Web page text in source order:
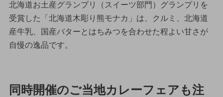
北海道お土産グランプリ（スイーツ部門）グランプリを
受賞した「北海道木彫り熊モナカ」は、クルミ、北海道
産牛乳、国産バターとはちみつを合わせた程よい甘さが
自慢の逸品です。
同時開催のご当地カレーフェアも注